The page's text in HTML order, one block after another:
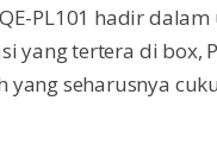
PL101 hadir
yang tertera di box,
seharusnya